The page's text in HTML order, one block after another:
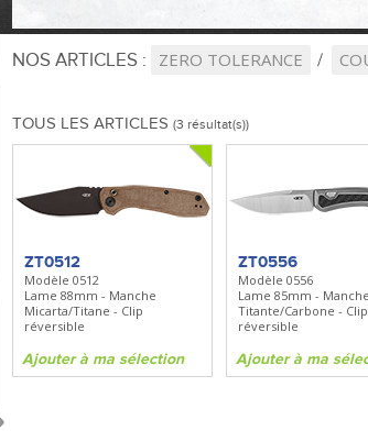
NOS ARTICLES : ZERO TOLERANCE
TOUS LES ARTICLES (3 résultat(s))
ZT0512
Modèle 0512
Lame 88mm - Manche
Micarta/Titane - Clip
réversible
Ajouter à ma sélection
ZT0556
Modèle 0556
Lame 85mm - Manche
Titante/Carbone - Clip
réversible
Ajouter à ma